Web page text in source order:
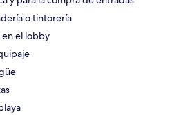
o tintorería
en el lobby